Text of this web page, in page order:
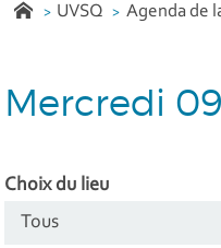
UVSQ Agenda de
Mercredi
Choix du lieu